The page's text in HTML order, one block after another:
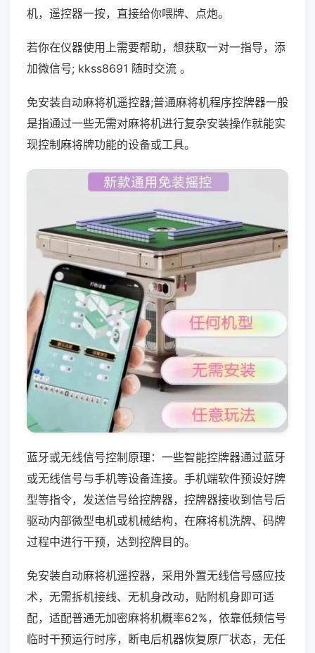
机，遥控器一按，直接给你喂牌、点炮。
若你在仪器使用上需要帮助，想获取一对一指导，添
加微信号; kkss8691 随时交流 。
免安装自动麻将机遥控器;普通麻将机程序控牌器一般
是指通过一些无需对麻将机进行复杂安装操作就能实
现控制麻将牌功能的设备或工具。
蓝牙或无线信号控制原理：一些智能控牌器通过蓝牙
或无线信号与手机等设备连接。手机端软件预设好牌
型等指令，发送信号给控牌器，控牌器接收到信号后
驱动内部微型电机或机械结构，在麻将机洗牌、码牌
过程中进行干预，达到控牌目的。
免安装自动麻将机遥控器，采用外置无线信号感应技
术，无需拆机接线、无机身改动，贴附机身即可适
配，适配普通无加密麻将机概率62%，依靠低频信号
临时干预运行时序，断电后机器恢复原厂状态，无任